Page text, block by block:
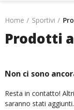
Home Sportivi
Prodotti
Non ci sono
Resta in contatto!
saranno stati aggiunti.